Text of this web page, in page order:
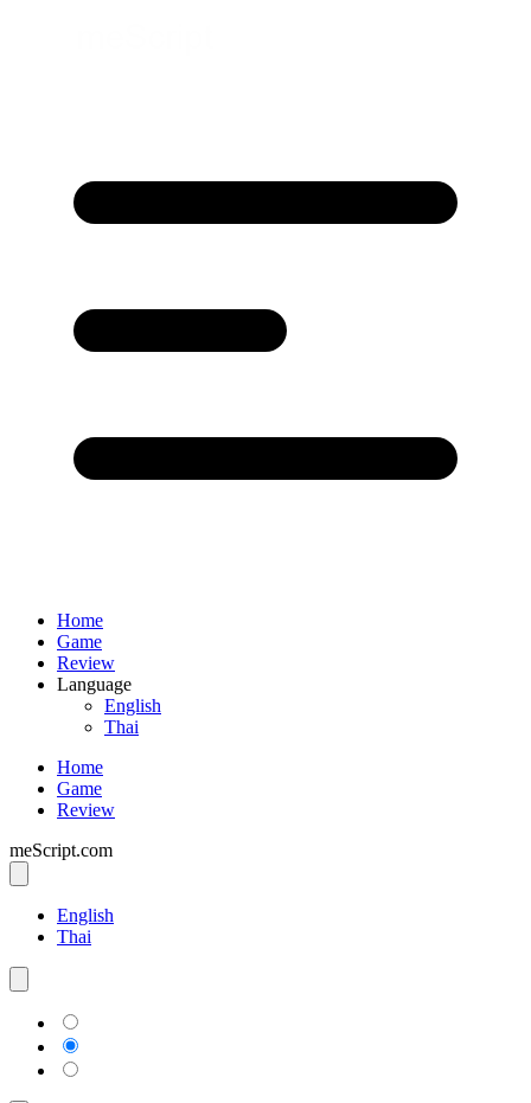
Home
Game
Review
Language
English
Thai
Home
Game
Review
meScript.com
English
Thai